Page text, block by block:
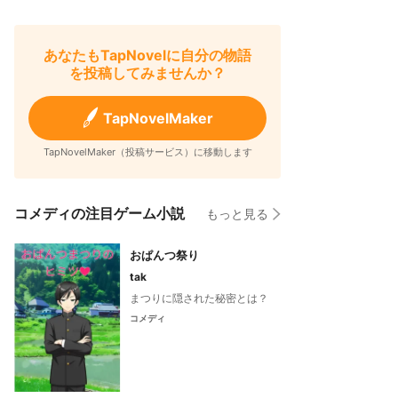
あなたもTapNovelに自分の物語
を投稿してみませんか？
TapNovelMaker
TapNovelMaker（投稿サービス）に移動します
コメディの注目ゲーム小説 もっと見る
おぱんつ祭り
tak
まつりに隠された秘密とは？
コメディ